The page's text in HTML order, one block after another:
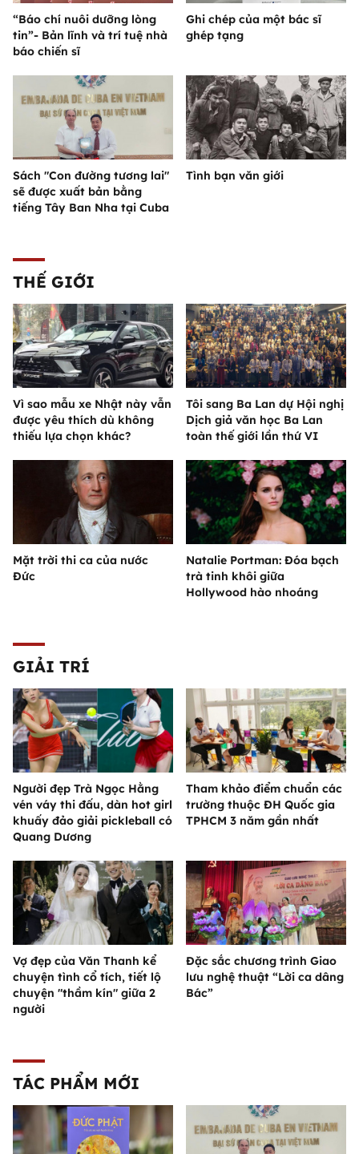
“Báo chí nuôi dưỡng lòng
tin”- Bản lĩnh và trí tuệ nhà
báo chiến sĩ
Ghi chép của một bác sĩ
ghép tạng
Sách "Con đường tương lai"
sẽ được xuất bản bằng
tiếng Tây Ban Nha tại Cuba
Tình bạn văn giới
THẾ GIỚI
Vì sao mẫu xe Nhật này vẫn
được yêu thích dù không
thiếu lựa chọn khác?
Tôi sang Ba Lan dự Hội nghị
Dịch giả văn học Ba Lan
toàn thế giới lần thứ VI
Mặt trời thi ca của nước
Đức
Natalie Portman: Đóa bạch
trà tinh khôi giữa
Hollywood hào nhoáng
GIẢI TRÍ
Người đẹp Trà Ngọc Hằng
vén váy thi đấu, dàn hot girl
khuấy đảo giải pickleball có
Quang Dương
Tham khảo điểm chuẩn các
trường thuộc ĐH Quốc gia
TPHCM 3 năm gần nhất
Vợ đẹp của Văn Thanh kể
chuyện tình cổ tích, tiết lộ
chuyện "thầm kín" giữa 2
người
Đặc sắc chương trình Giao
lưu nghệ thuật “Lời ca dâng
Bác”
TÁC PHẨM MỚI